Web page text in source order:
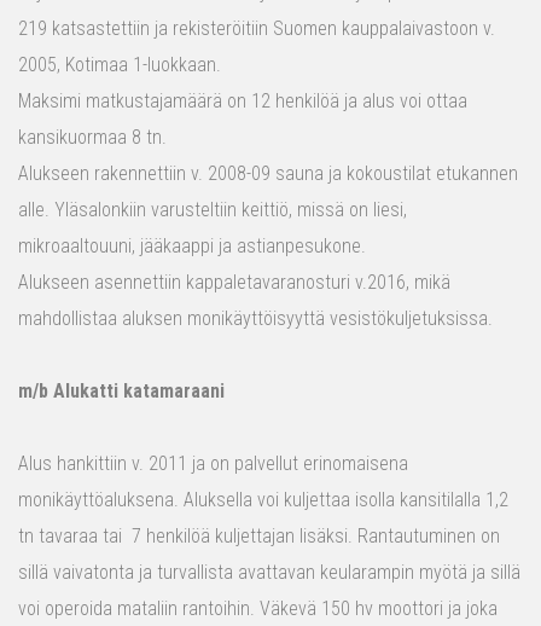
219 katsastettiin ja rekisteröitiin Suomen kauppalaivastoon v.
2005, Kotimaa 1-luokkaan.
Maksimi matkustajamäärä on 12 henkilöä ja alus voi ottaa
kansikuormaa 8 tn.
Alukseen rakennettiin v. 2008-09 sauna ja kokoustilat etukannen
alle. Yläsalonkiin varusteltiin keittiö, missä on liesi,
mikroaaltouuni, jääkaappi ja astianpesukone.
Alukseen asennettiin kappaletavaranosturi v.2016, mikä
mahdollistaa aluksen monikäyttöisyyttä vesistökuljetuksissa.
m/b Alukatti katamaraani
Alus hankittiin v. 2011 ja on palvellut erinomaisena
monikäyttöaluksena. Aluksella voi kuljettaa isolla kansitilalla 1,2
tn tavaraa tai 7 henkilöä kuljettajan lisäksi. Rantautuminen on
sillä vaivatonta ja turvallista avattavan keularampin myötä ja sillä
voi operoida mataliin rantoihin. Väkevä 150 hv moottori ja joka